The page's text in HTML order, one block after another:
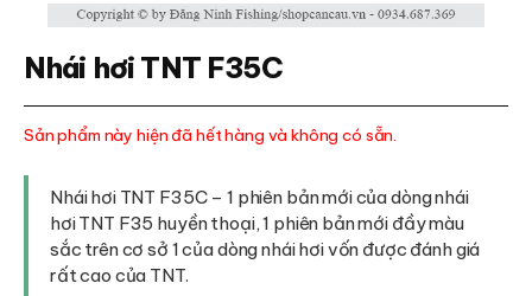
Nhái hơi TNT F35C
Sản phẩm này hiện đã hết hàng và không có sẵn.
Nhái hơi TNT F35C – 1 phiên bản mới của dòng nhái
hơi TNT F35 huyền thoại, 1 phiên bản mới đầy màu
sắc trên cơ sở 1 của dòng nhái hơi vốn được đánh giá
rất cao của TNT.